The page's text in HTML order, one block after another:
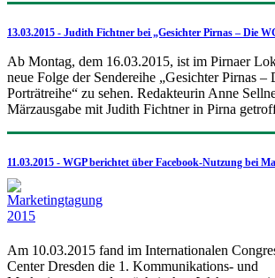
13.03.2015 - Judith Fichtner bei „Gesichter Pirnas – Die
Ab Montag, dem 16.03.2015, ist im Pirnaer
neue Folge der Sendereihe „Gesichter Pirnas –
Porträtreihe“ zu sehen. Redakteurin Anne
Märzausgabe mit Judith Fichtner in Pirna
11.03.2015 - WGP berichtet über Facebook-Nutzung bei
Am 10.03.2015 fand im Internationalen
Center Dresden die 1. Kommunikations- und